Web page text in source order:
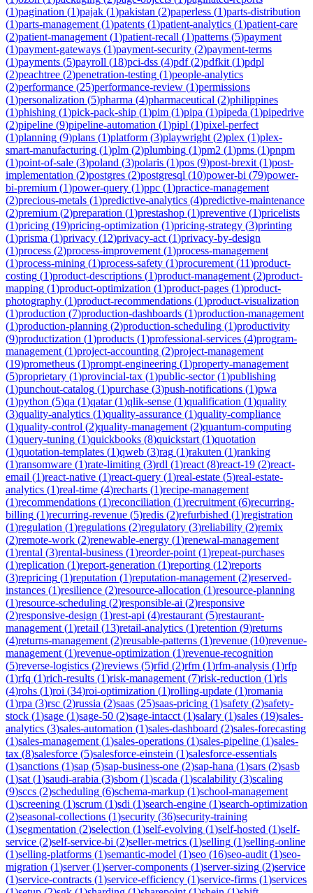
(1)pagination (1)pajak (1)pakistan (2)paperless (1)parts-distribution
(1)parts-management (1)patents (1)patient-analytics (1)patient-care
(2)patient-management (1)patient-recall (1)patterns (5)payment
(1)payment-gateways (1)payment-security (2)payment-terms
(1)payments (5)payroll (18)pci-dss (4)pdf(2)pdfkit (1)pdpl
(2)peachtree (2)penetration-testing (1)people-analytics
(2)performance (25)performance-review (1)permissions
(1)personalization (5)pharma (4)pharmaceutical (2)philippines
(1)phishing (1)pick-pack-ship (1)pim (1)pipa (1)pipeda (1)pipedrive
(2)pipeline (9)pipeline-automation (1)pipl (1)pixel-perfect
(1)planning (9)plans (1)platform (3)playwright (2)plex (1)plex-
smart-manufacturing (1)plm (2)plumbing (1)pm2 (1)pms (1)pnpm
(1)point-of-sale (3)poland (3)polaris (1)pos (9)post-brexit (1)post-
implementation (2)postgres (2)postgresql (10)power-bi (79)power-
bi-premium (1)power-query (1)ppc (1)practice-management
(2)precious-metals (1)predictive-analytics (4)predictive-maintenance
(2)premium (2)preparation (1)prestashop (1)preventive (1)pricelists
(1)pricing (19)pricing-optimization (1)pricing-strategy (3)printing
(1)prisma (1)privacy (12)privacy-act (1)privacy-by-design
(1)process (2)process-improvement (1)process-management
(1)process-mining (1)process-safety (1)procurement (11)product-
costing (1)product-descriptions (1)product-management (2)product-
mapping (1)product-optimization (1)product-pages (1)product-
photography (1)product-recommendations (1)product-visualization
(1)production (7)production-dashboards (1)production-management
(1)production-planning (2)production-scheduling (1)productivity
(9)productization (1)products (1)professional-services (4)program-
management (1)project-accounting (2)project-management
(19)prometheus (1)prompt-engineering (1)property-management
(5)proprietary (1)provincial-tax (1)public-sector(1)publishing
(1)punchout-catalog (1)purchase (3)push-notifications (1)pwa
(1)python (5)qa (1)qatar(1)qlik-sense (1)qualification (1)quality
(3)quality-analytics (1)quality-assurance (1)quality-compliance
(1)quality-control (2)quality-management (2)quantum-computing
(1)query-tuning (1)quickbooks (8)quickstart (1)quotation
(1)quotation-templates (1)qweb (3)rag (1)rakuten (1)ranking
(1)ransomware (1)rate-limiting (3)rdl (1)react (8)react-19 (2)react-
email (1)react-native (1)react-query (1)real-estate (5)real-estate-
analytics (1)real-time (4)recharts (1)recipe-management
(1)recommendations (1)reconciliation (1)recruitment (6)recurring-
billing (1)recurring-revenue (5)redis (2)refurbished (1)registration
(1)regulation (1)regulations (2)regulatory (3)reliability (2)remix
(2)remote-work (2)renewable-energy (1)renewal-management
(1)rental (3)rental-business (1)reorder-point (1)repeat-purchases
(1)replication (1)report-generation (1)reporting (12)reports
(3)repricing (1)reputation (1)reputation-management (2)reserved-
instances (1)resilience (2)resource-allocation (1)resource-planning
(1)resource-scheduling (2)responsible-ai (2)responsive
(2)responsive-design (1)rest-api (4)restaurant (5)restaurant-
management (1)retail (13)retail-analytics (1)retention (9)returns
(4)returns-management (2)reusable-patterns (1)revenue (10)revenue-
management (1)revenue-optimization (1)revenue-recognition
(5)reverse-logistics (2)reviews (5)rfid (2)rfm (1)rfm-analysis (1)rfp
(1)rfq (1)rich-results (1)risk-management (7)risk-reduction (1)rls
(4)rohs (1)roi (34)roi-optimization (1)rolling-update (1)romania
(1)rpa (3)rsc (2)russia (2)saas (25)saas-pricing (1)safety (2)safety-
stock (1)sage (1)sage-50 (2)sage-intacct (1)salary (1)sales (19)sales-
analytics (3)sales-automation (1)sales-dashboard (2)sales-forecasting
(1)sales-management (1)sales-operations (1)sales-pipeline (1)sales-
tax (8)salesforce (5)salesforce-einstein (1)salesforce-essentials
(1)sanctions (1)sap (5)sap-business-one (2)sap-hana (1)sars (2)sasb
(1)sat (1)saudi-arabia (3)sbom (1)scada (1)scalability (3)scaling
(9)sccs (2)scheduling (6)schema-markup (1)school-management
(1)screening (1)scrum (1)sdi (1)search-engine (1)search-optimization
(2)seasonal-collections (1)security (36)security-training
(1)segmentation (2)selection (1)self-evolving (1)self-hosted (1)self-
service (2)self-service-bi (2)seller-metrics (1)selling (1)selling-online
(1)selling-platforms (1)semantic-model (1)seo (16)seo-audit (1)seo-
migration (1)server(1)server-components (1)server-sizing (2)service
(1)service-contracts (1)service-efficiency (1)service-firms (1)services